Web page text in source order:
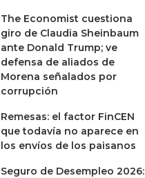
The Economist cuestiona
giro de Claudia Sheinbaum
ante Donald Trump; ve
defensa de aliados de
Morena señalados por
corrupción
Remesas: el factor FinCEN
que todavía no aparece en
los envíos de los paisanos
Seguro de Desempleo 2026: